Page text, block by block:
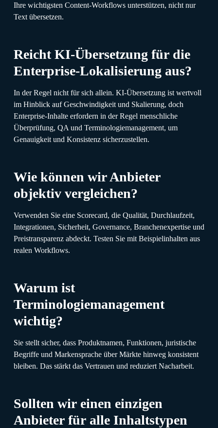
Ihre wichtigsten Content-Workflows unterstützen, nicht nur
Text übersetzen.
Reicht KI-Übersetzung für die
Enterprise-Lokalisierung aus?
In der Regel nicht für sich allein. KI-Übersetzung ist wertvoll
im Hinblick auf Geschwindigkeit und Skalierung, doch
Enterprise-Inhalte erfordern in der Regel menschliche
Überprüfung, QA und Terminologiemanagement, um
Genauigkeit und Konsistenz sicherzustellen.
Wie können wir Anbieter
objektiv vergleichen?
Verwenden Sie eine Scorecard, die Qualität, Durchlaufzeit,
Integrationen, Sicherheit, Governance, Branchenexpertise und
Preistransparenz abdeckt. Testen Sie mit Beispielinhalten aus
realen Workflows.
Warum ist
Terminologiemanagement
wichtig?
Sie stellt sicher, dass Produktnamen, Funktionen, juristische
Begriffe und Markensprache über Märkte hinweg konsistent
bleiben. Das stärkt das Vertrauen und reduziert Nacharbeit.
Sollten wir einen einzigen
Anbieter für alle Inhaltstypen